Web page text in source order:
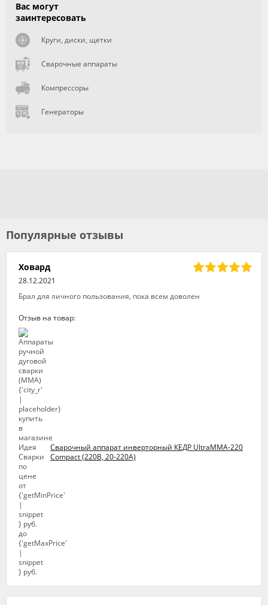
Вас могут
заинтересовать
Круги, диски, щетки
Сварочные аппараты
Компрессоры
Генераторы
Популярные отзывы
Ховард
28.12.2021
Брал для личного пользования, пока всем доволен
Отзыв на товар:
Сварочный аппарат инверторный КЕДР UltraMMA-220
Compact (220В, 20-220А)